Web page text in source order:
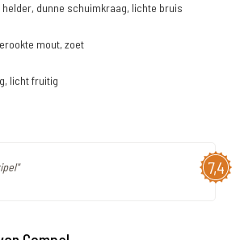
helder, dunne schuimkraag, lichte bruis
mout, zoet
licht fruitig
7,4